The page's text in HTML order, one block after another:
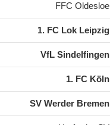
FFC Oldesloe
1. FC Lok Leipzig
VfL Sindelfingen
1. FC Köln
SV Werder Bremen